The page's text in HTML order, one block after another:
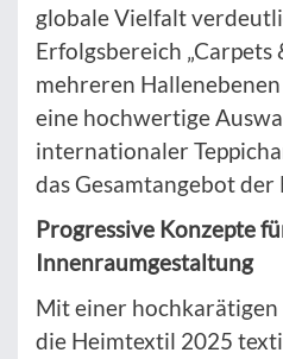
globale Vielfalt
Erfolgsbereich „Carpets
mehreren
eine hochwertige
internationaler
das Gesamtangebot
Progressive Konzepte
Innenraumgestaltung
Mit einer
die Heimtextil 2025